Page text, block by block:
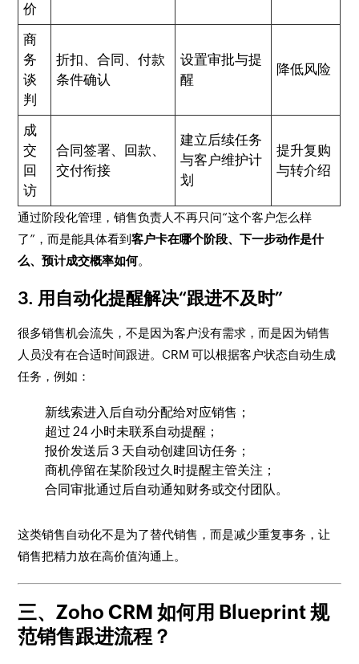
价
商
务
谈
判
折扣、合同、付款
条件确认
设置审批与提
醒
降低风险
成
交
回
访
合同签署、回款、
交付衔接
建立后续任务
与客户维护计
划
提升复购
与转介绍
通过阶段化管理，销售负责人不再只问“这个客户怎么样
了”，而是能具体看到客户卡在哪个阶段、下一步动作是什
么、预计成交概率如何。
3. 用自动化提醒解决“跟进不及时”
很多销售机会流失，不是因为客户没有需求，而是因为销售
人员没有在合适时间跟进。CRM 可以根据客户状态自动生成
任务，例如：
新线索进入后自动分配给对应销售；
超过 24 小时未联系自动提醒；
报价发送后 3 天自动创建回访任务；
商机停留在某阶段过久时提醒主管关注；
合同审批通过后自动通知财务或交付团队。
这类销售自动化不是为了替代销售，而是减少重复事务，让
销售把精力放在高价值沟通上。
三、Zoho CRM 如何用 Blueprint 规
范销售跟进流程？